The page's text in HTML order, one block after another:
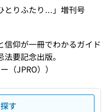
とりふたり…」増刊号
仰が一冊でわかるガイド
要記念出版。
（JPRO））
す